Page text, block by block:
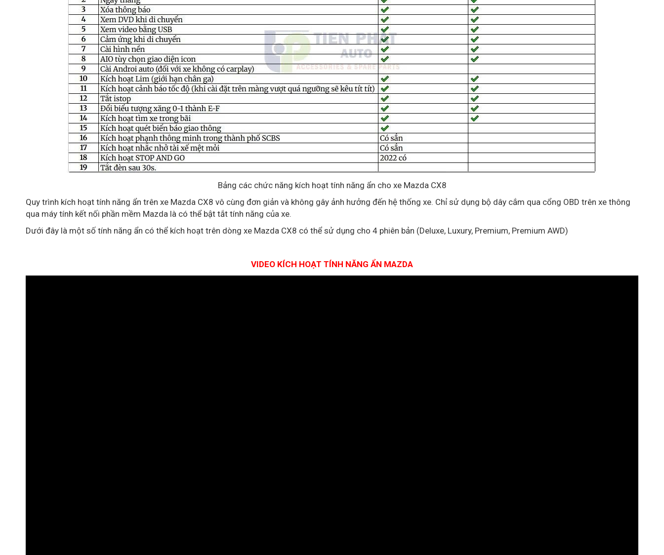
Bảng các chức năng kích hoạt tính năng ẩn cho xe Mazda CX8
Quy trình kích hoạt tính năng ẩn trên xe Mazda CX8 vô cùng đơn giản và không gây ảnh hưởng đến hệ thống xe. Chỉ sử dụng bộ dây cắm qua cổng OBD trên xe thông
qua máy tính kết nối phần mềm Mazda là có thể bật tắt tính năng của xe.
Dưới đây là một số tính năng ẩn có thể kích hoạt trên dòng xe Mazda CX8 có thể sử dụng cho 4 phiên bản (Deluxe, Luxury, Premium, Premium AWD)
VIDEO KÍCH HOẠT TÍNH NĂNG ẨN MAZDA